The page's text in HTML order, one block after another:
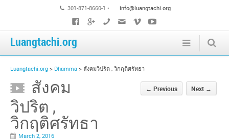
301-871-8660-1 • info@luangtachi.org
Luangtachi.org
Luangtachi.org > Dhamma > สังคมวิปริต , วิกฤติศรัทธา
← Previous Next →
สังคม
วิปริต ,
วิกฤติศรัทธา
March 2, 2016